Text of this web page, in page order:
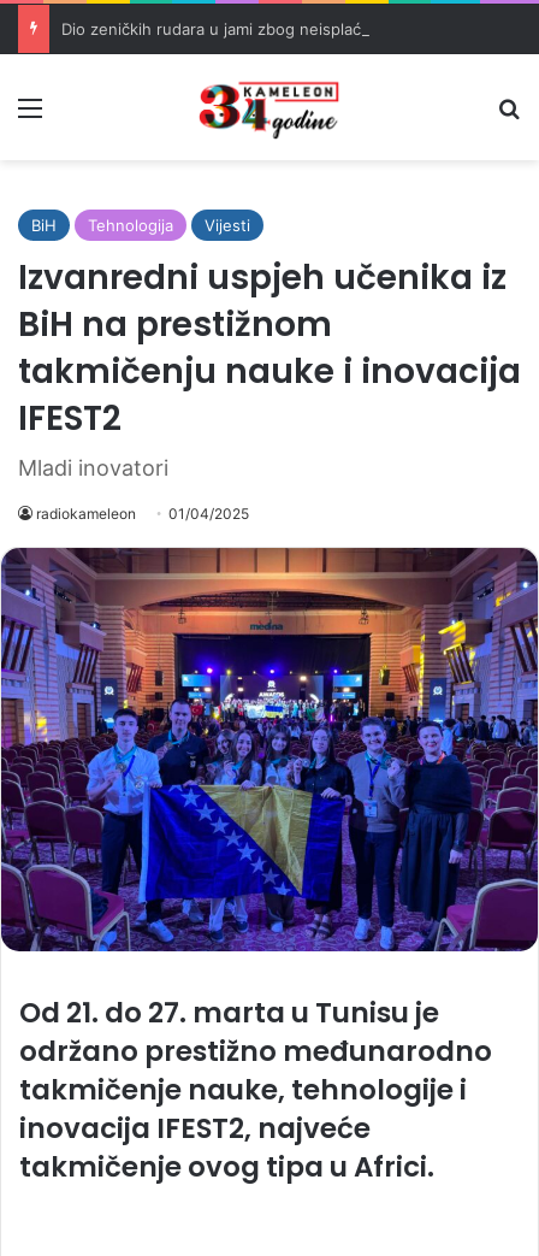
BiH Tehnologija Vijesti
Izvanredni uspjeh učenika iz
BiH na prestižnom
takmičenju nauke i inovacija
IFEST2
Mladi inovatori
radiokameleon 01/04/2025
Od 21. do 27. marta u Tunisu je
održano prestižno međunarodno
takmičenje nauke, tehnologije i
inovacija IFEST2, najveće
takmičenje ovog tipa u Africi.